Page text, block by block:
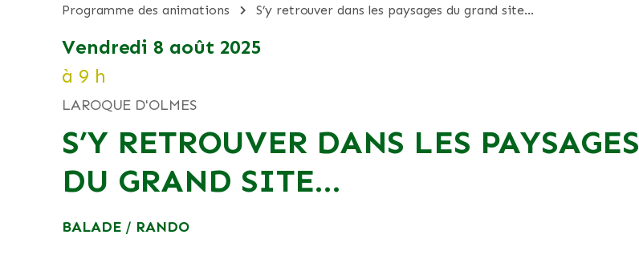
programme des animations s’y retrouver dans les paysages du grand site…
vendredi 8 août 2025
à 9 h
LAROQUE D'OLMES
S’Y RETROUVER DANS LES PAYSAGES
DU GRAND SITE…
BALADE / RANDO